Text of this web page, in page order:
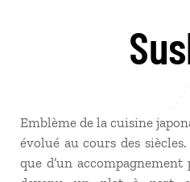
Emblème de la cuisine
évolué au cours des
que d’un accompagnement